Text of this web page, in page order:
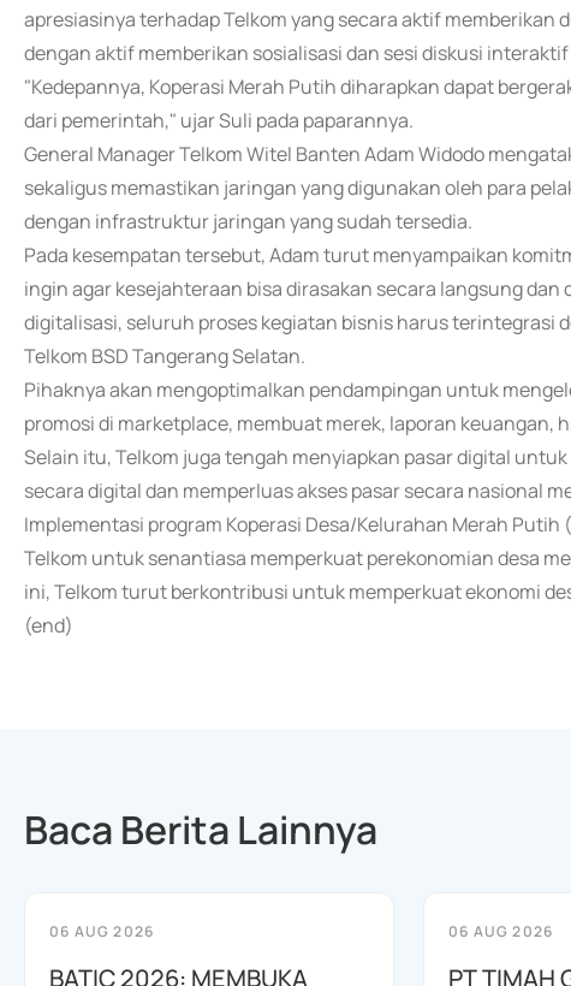
apresiasinya terhadap Telkom yang secara aktif memberikan
dengan aktif memberikan sosialisasi dan sesi diskusi
"Kedepannya, Koperasi Merah Putih diharapkan dapat
dari pemerintah," ujar Suli pada paparannya.
General Manager Telkom Witel Banten Adam Widodo
sekaligus memastikan jaringan yang digunakan oleh para
dengan infrastruktur jaringan yang sudah tersedia.
Pada kesempatan tersebut, Adam turut menyampaikan
ingin agar kesejahteraan bisa dirasakan secara langsung
digitalisasi, seluruh proses kegiatan bisnis harus terintegrasi
Telkom BSD Tangerang Selatan.
Pihaknya akan mengoptimalkan pendampingan untuk
promosi di marketplace, membuat merek, laporan keuangan,
Selain itu, Telkom juga tengah menyiapkan pasar digital
secara digital dan memperluas akses pasar secara nasional
Implementasi program Koperasi Desa/Kelurahan Merah
Telkom untuk senantiasa memperkuat perekonomian desa
ini, Telkom turut berkontribusi untuk memperkuat ekonomi
(end)
Baca Berita Lainnya
06 AUG 2026
BATIC 2026: MEMBUKA
06 AUG 2026
PT TIMAH